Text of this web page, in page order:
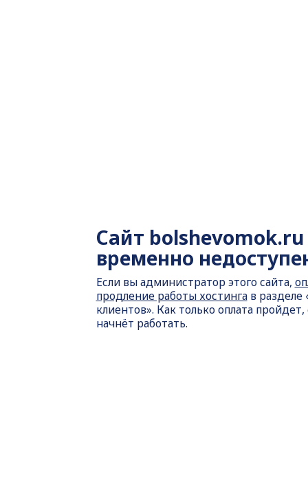
Сайт bolshevomok.ru
временно
Если вы администратор этого сайта,
продление работы хостингав разделе
клиентов». Как только оплата пройдет,
начнёт работать.